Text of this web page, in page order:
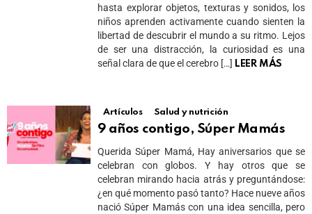
hasta explorar objetos, texturas y sonidos, los
niños aprenden activamente cuando sienten la
libertad de descubrir el mundo a su ritmo. Lejos
de ser una distracción, la curiosidad es una
señal clara de que el cerebro […] LEER MÁS
Artículos Salud y nutrición
9 años contigo, Súper Mamás
Querida Súper Mamá, Hay aniversarios que se
celebran con globos. Y hay otros que se
celebran mirando hacia atrás y preguntándose:
¿en qué momento pasó tanto? Hace nueve años
nació Súper Mamás con una idea sencilla, pero